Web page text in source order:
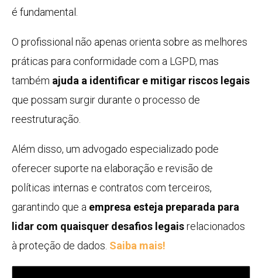
é fundamental.
O profissional não apenas orienta sobre as melhores
práticas para conformidade com a LGPD, mas
também ajuda a identificar e mitigar riscos legais
que possam surgir durante o processo de
reestruturação.
Além disso, um advogado especializado pode
oferecer suporte na elaboração e revisão de
políticas internas e contratos com terceiros,
garantindo que a empresa esteja preparada para
lidar com quaisquer desafios legaisrelacionados
à proteção de dados. Saiba mais!